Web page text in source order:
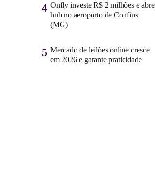
4 Onfly investe R$ 2 milhões e abre
hub no aeroporto de Confins
(MG)
5 Mercado de leilões online cresce
em 2026 e garante praticidade